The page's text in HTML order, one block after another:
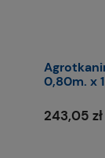
0,80m. x
243,05 zł